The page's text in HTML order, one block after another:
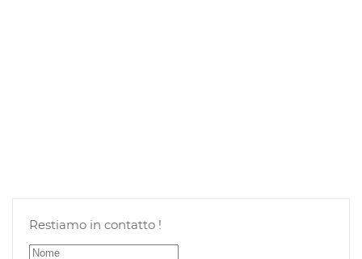
Restiamo in contatto !